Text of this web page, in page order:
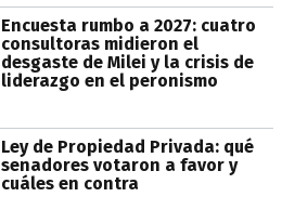
Encuesta rumbo a 2027: cuatro
consultoras midieron el
desgaste de Milei y la crisis de
liderazgo en el peronismo
Ley de Propiedad Privada: qué
senadores votaron a favor y
cuáles en contra